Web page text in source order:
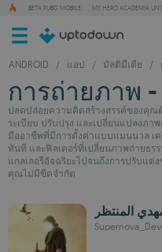
BETA PUBG MOBILE MY HERO ACADEMIA
ANDROID / แอป / มัลติมีเดีย /
การถ่ายภาพ -
ปลดปล่อยความคิดสร้างสรรค์ของคุ
ระเบียบ ปรับปรุง และเปลี่ยนแปลงภ
มืออาชีพที่มีการตั้งค่าแบบแมนนวล เ
ทันที และฟิลเตอร์ที่เปลี่ยนภาพถ่ายธร
แกลเลอรีอัจฉริยะไปจนถึงการปรับแต่
คุณไม่มีขีดจำกัด
المنتظر